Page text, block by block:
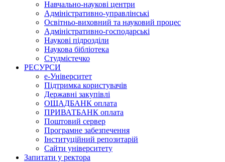
Навчально-наукові центри
Адміністративно-управлінські
Освітньо-виховний та науковий процес
Адміністративно-господарські
Наукові підрозділи
Наукова бібліотека
Студмістечко
РЕСУРСИ
е-Університет
Підтримка користувачів
Державні закупівлі
ОЩАДБАНК оплата
ПРИВАТБАНК оплата
Поштовий сервер
Програмне забезпечення
Інституційний репозитарій
Сайти університету
Запитати у ректора